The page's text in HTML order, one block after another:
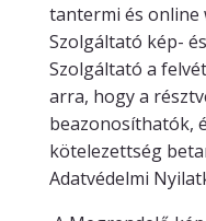
tantermi és online
Szolgáltató kép-
Szolgáltató a
arra, hogy a
beazonosíthatók,
kötelezettség
Adatvédelmi